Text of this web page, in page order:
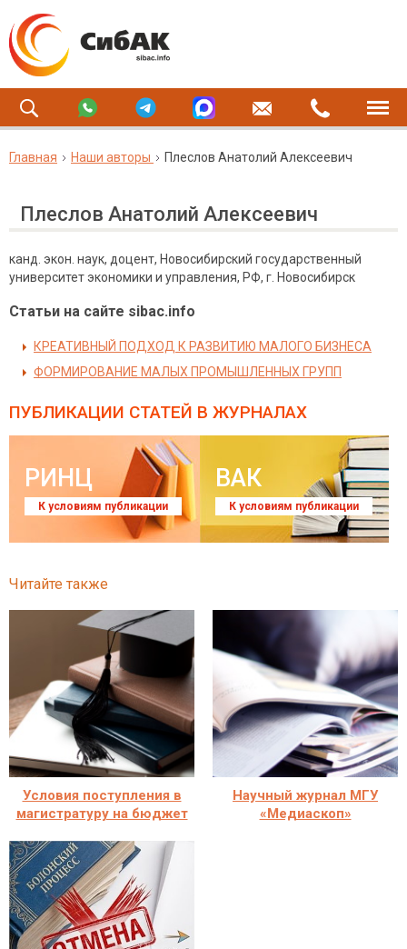
Главная Наши авторы Плеслов Анатолий Алексеевич
Плеслов Анатолий Алексеевич
канд. экон. наук, доцент, Новосибирский государственный
университет экономики и управления, РФ, г. Новосибирск
Статьи на сайте sibac.info
КРЕАТИВНЫЙ ПОДХОД К РАЗВИТИЮ МАЛОГО БИЗНЕСА
ФОРМИРОВАНИЕ МАЛЫХ ПРОМЫШЛЕННЫХ ГРУПП
ПУБЛИКАЦИИ СТАТЕЙ В ЖУРНАЛАХ
РИНЦ
К условиям публикации
ВАК
К условиям публикации
Читайте также
Условия поступления в
магистратуру на бюджет
Научный журнал МГУ
«Медиаскоп»